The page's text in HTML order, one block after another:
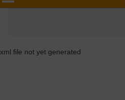
xml file not yet generated